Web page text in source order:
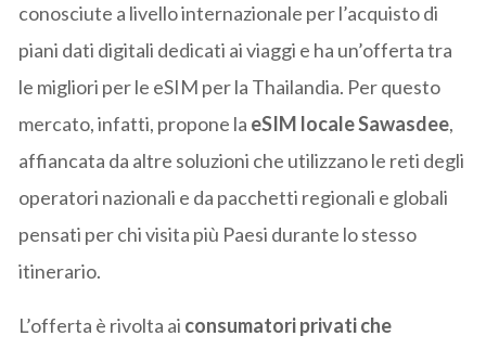
conosciute a livello internazionale per l’acquisto di
piani dati digitali dedicati ai viaggi e ha un’offerta tra
le migliori per le eSIM per la Thailandia. Per questo
mercato, infatti, propone la eSIM locale Sawasdee,
affiancata da altre soluzioni che utilizzano le reti degli
operatori nazionali e da pacchetti regionali e globali
pensati per chi visita più Paesi durante lo stesso
itinerario.
L’offerta è rivolta ai consumatori privati che